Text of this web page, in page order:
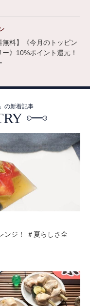
料】《今月のトッピン
》10%ポイント還元！
の新着記事
ンジ！ ＃夏らしさ全